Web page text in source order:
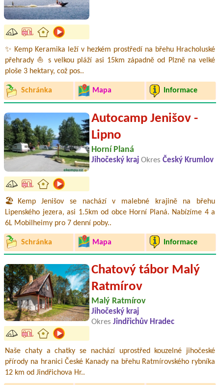
✨ Kemp Keramika leží v hezkém prostředí na břehu Hracholuské
přehrady ⛵ s velkou pláží asi 15km západně od Plzně na velké
ploše 3 hektary, což pos..
Schránka Mapa Informace
Autocamp Jenišov -
Lipno
Horní Planá
Jihočeský kraj Okres Český Krumlov
🏖️Kemp Jenišov se nachází v malebné krajině na břehu
Lipenského jezera, asi 1.5km od obce Horní Planá. Nabízíme 4 a
6L Mobilheimy pro 7 denní poby..
Schránka Mapa Informace
Chatový tábor Malý
Ratmírov
Malý Ratmírov
Jihočeský kraj
Okres Jindřichův Hradec
Naše chaty a chatky se nachází uprostřed kouzelné jihočeské
přírody na hranici České Kanady na břehu Ratmírovského rybníka
12 km od Jindřichova Hr..